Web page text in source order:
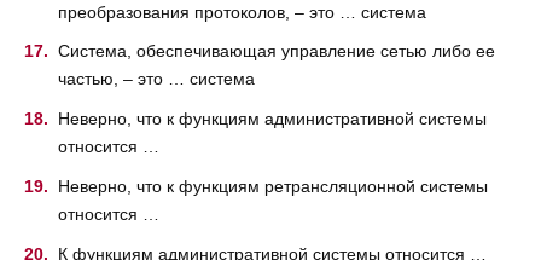
преобразования протоколов, – это … система
Система, обеспечивающая управление сетью либо ее
частью, – это … система
Неверно, что к функциям административной системы
относится …
Неверно, что к функциям ретрансляционной системы
относится …
К функциям административной системы относится …